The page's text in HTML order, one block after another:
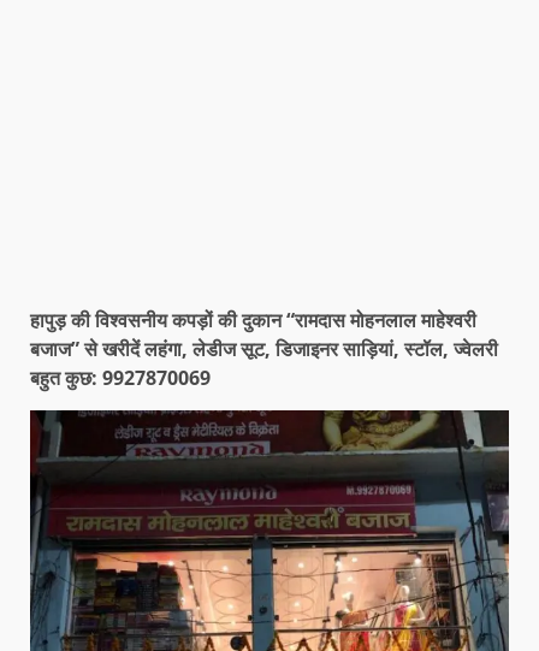
हापुड़ की विश्वसनीय कपड़ों की दुकान “रामदास मोहनलाल माहेश्वरी
बजाज” से खरीदें लहंगा, लेडीज सूट, डिजाइनर साड़ियां, स्टॉल, ज्वेलरी
बहुत कुछ: 9927870069